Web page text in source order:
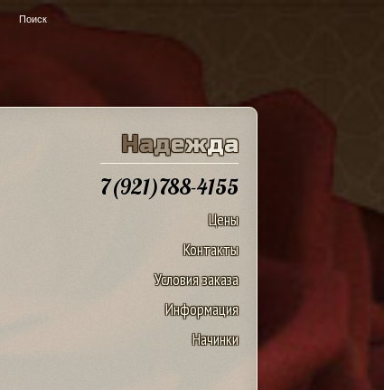
Надежда
7(921)788-4155
Цены
Контакты
Условия заказа
Информация
Начинки